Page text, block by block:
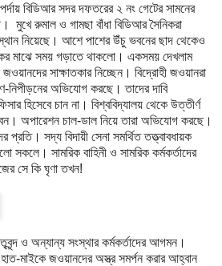
বিডিআর সদর দফতরের ২ নং গেটের সামনের
মুখে রুমাল ও গামছা বাঁধা বিডিআর সৈনিকরা
নিয়েছে। আশে পাশের উঁচু ভবনের ছাদ থেকেও
মাঝে সময় গড়াতে থাকলো। একসময় দেখলাম
জওয়ানদের সাক্ষাতকার নিচ্ছেন। বিদ্রোহী জওয়ানরা
অভিযোগ করছে। তাদের দাবি
হিসেবে চান না। বিশ্ববিদ্যালয় থেকে উত্তীর্ণ
অপারেশন চাল-ডাল নিয়ে তারা অভিযোগ করছে।
সদ্য বিদায়ী সেনা সমর্থিত তত্ত্বাবধায়ক
সকলে। সামরিক বাহিনী ও সামরিক কর্মকর্তাদের
সে কি ঘৃণা তখন!
ও অন্যান্য সংস্থার কর্মকর্তাদের আগমন।
মাইকে জওয়ানদের অস্ত্র সমর্পন করার আহ্বান